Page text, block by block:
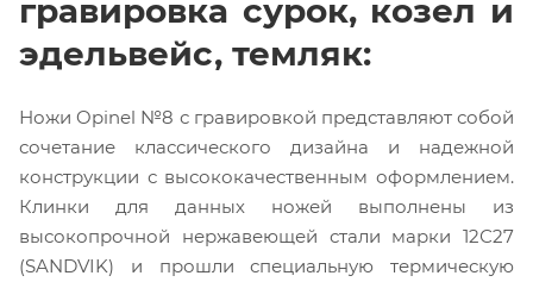
гравировка сурок, козел и
эдельвейс, темляк:
Ножи Opinel №8 с гравировкой представляют собой
сочетание классического дизайна и надежной
конструкции с высококачественным оформлением.
Клинки для данных ножей выполнены из
высокопрочной нержавеющей стали марки 12С27
(SANDVIK) и прошли специальную термическую